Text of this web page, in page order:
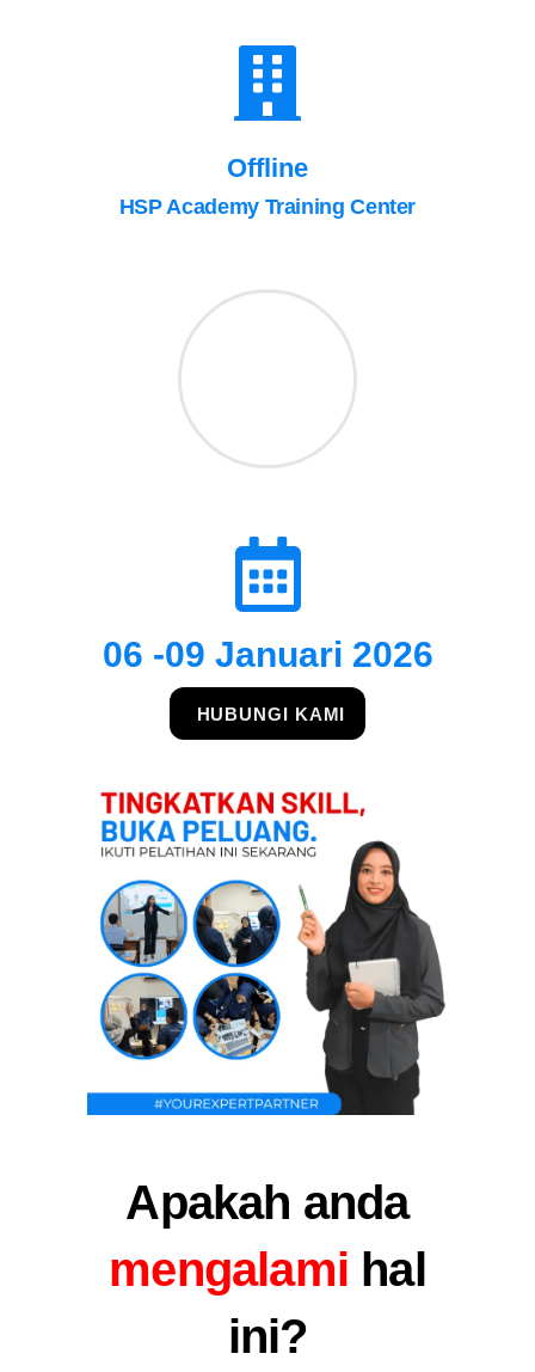
Offline
HSP Academy Training Center
06 -09 Januari 2026
HUBUNGI KAMI
Apakah anda
mengalami hal
ini?